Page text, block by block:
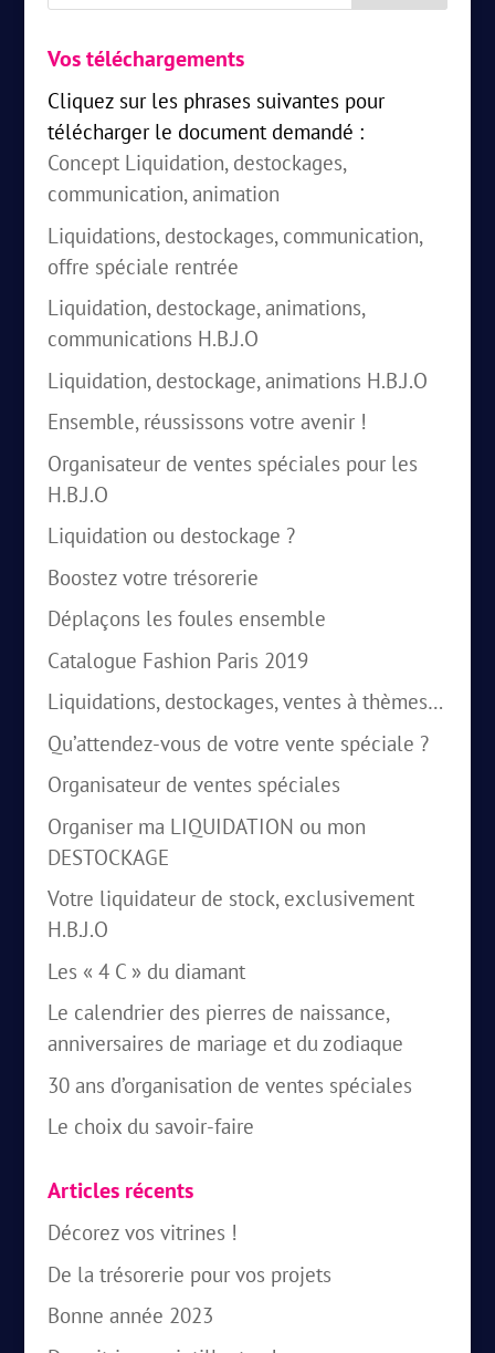
Vos téléchargements
Cliquez sur les phrases suivantes pour
télécharger le document demandé :
Concept Liquidation, destockages,
communication, animation
Liquidations, destockages, communication,
offre spéciale rentrée
Liquidation, destockage, animations,
communications H.B.J.O
Liquidation, destockage, animations H.B.J.O
Ensemble, réussissons votre avenir !
Organisateur de ventes spéciales pour les
H.B.J.O
Liquidation ou destockage ?
Boostez votre trésorerie
Déplaçons les foules ensemble
Catalogue Fashion Paris 2019
Liquidations, destockages, ventes à thèmes…
Qu’attendez-vous de votre vente spéciale ?
Organisateur de ventes spéciales
Organiser ma LIQUIDATION ou mon
DESTOCKAGE
Votre liquidateur de stock, exclusivement
H.B.J.O
Les « 4 C » du diamant
Le calendrier des pierres de naissance,
anniversaires de mariage et du zodiaque
30 ans d’organisation de ventes spéciales
Le choix du savoir-faire
Articles récents
Décorez vos vitrines !
De la trésorerie pour vos projets
Bonne année 2023